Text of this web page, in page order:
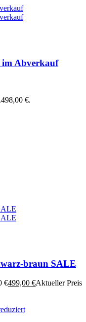
im Abverkauf
€.
braun SALE
€499,00 €Aktueller Preis